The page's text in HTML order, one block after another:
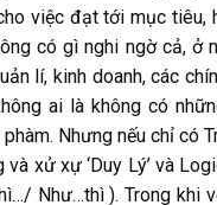
việc đạt tới mục tiêu,
có gì nghi ngờ cả, ở
lí, kinh doanh, các
ai là không có
Nhưng nếu chỉ có
và xử xự ‘Duy Lý’ và
Như…thì ). Trong khi